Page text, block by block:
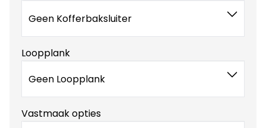
Geen Kofferbaksluiter
Loopplank
Geen Loopplank
Vastmaak opties